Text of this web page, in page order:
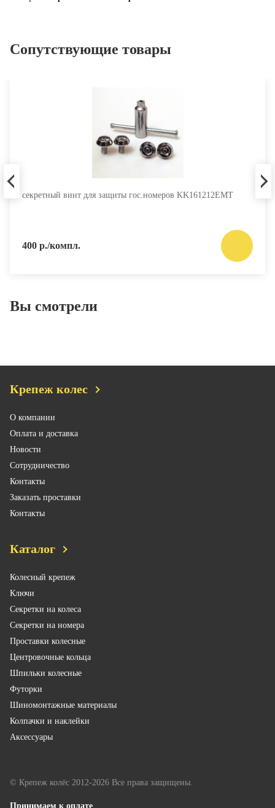
Сопутствующие товары
секретный винт для защиты гос.номеров KK161212EMT
400 р./компл.
Вы смотрели
Крепеж колес
О компании
Оплата и доставка
Новости
Сотрудничество
Контакты
Заказать проставки
Контакты
Каталог
Колесный крепеж
Ключи
Секретки на колеса
Секретки на номера
Проставки колесные
Центровочные кольца
Шпильки колесные
Футорки
Шиномонтажные материалы
Колпачки и наклейки
Аксессуары
© Крепеж колёс 2012-2026 Все права защищены.
Принимаем к оплате